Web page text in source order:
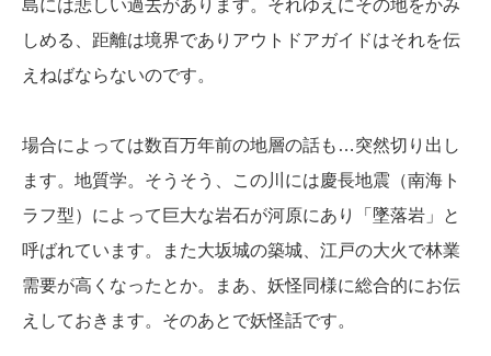
島には悲しい過去があります。それゆえにその地をかみ
しめる、距離は境界でありアウトドアガイドはそれを伝
えねばならないのです。
場合によっては数百万年前の地層の話も…突然切り出し
ます。地質学。そうそう、この川には慶長地震（南海ト
ラフ型）によって巨大な岩石が河原にあり「墜落岩」と
呼ばれています。また大坂城の築城、江戸の大火で林業
需要が高くなったとか。まあ、妖怪同様に総合的にお伝
えしておきます。そのあとで妖怪話です。